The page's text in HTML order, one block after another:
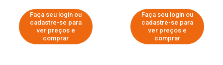
Faça seu login ou
cadastre-se para
ver preços e
comprar
Faça seu login ou
cadastre-se para
ver preços e
comprar